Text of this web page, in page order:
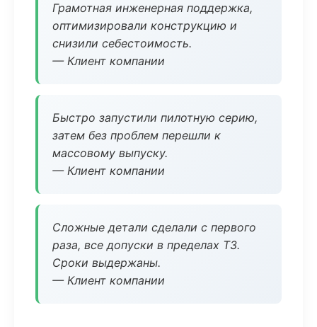
Грамотная инженерная поддержка,
оптимизировали конструкцию и
снизили себестоимость.
— Клиент компании
Быстро запустили пилотную серию,
затем без проблем перешли к
массовому выпуску.
— Клиент компании
Сложные детали сделали с первого
раза, все допуски в пределах ТЗ.
Сроки выдержаны.
— Клиент компании